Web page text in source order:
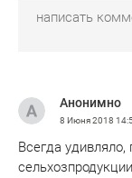
Анонимно
8 Июня 2018
Всегда